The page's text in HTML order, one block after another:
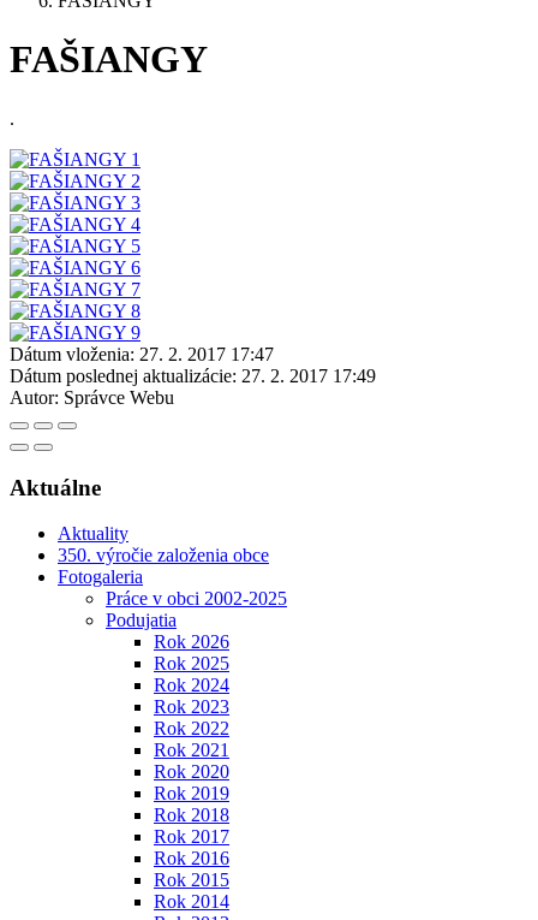
FAŠIANGY
.
Dátum vloženia: 27. 2. 2017 17:47
Dátum poslednej aktualizácie: 27. 2. 2017 17:49
Autor: Správce Webu
Aktuálne
Aktuality
350. výročie založenia obce
Fotogaleria
Práce v obci 2002-2025
Podujatia
Rok 2026
Rok 2025
Rok 2024
Rok 2023
Rok 2022
Rok 2021
Rok 2020
Rok 2019
Rok 2018
Rok 2017
Rok 2016
Rok 2015
Rok 2014